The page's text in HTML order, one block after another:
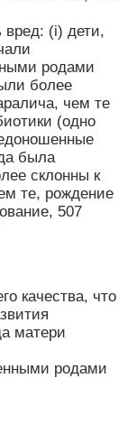
(i) дети,
родами
более
чем те
(одно
была
склонны к
те, рождение
507
качества, что
матери
родами